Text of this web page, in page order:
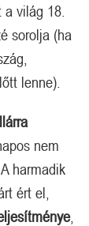
a világ 18.
sorolja (ha
lenne).
nem
harmadik
ért el,
,